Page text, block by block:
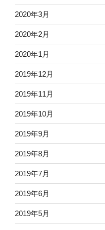
2020年3月
2020年2月
2020年1月
2019年12月
2019年11月
2019年10月
2019年9月
2019年8月
2019年7月
2019年6月
2019年5月